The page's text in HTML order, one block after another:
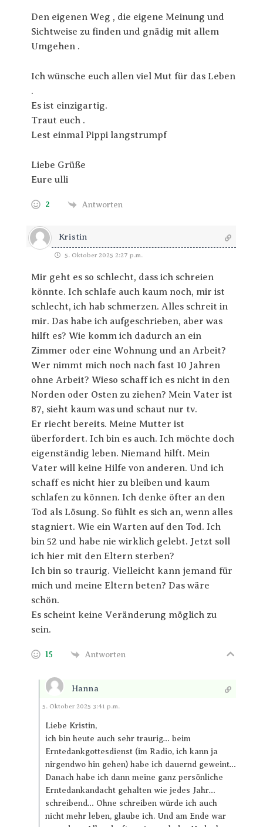
Den eigenen Weg , die eigene Meinung und
Sichtweise zu finden und gnädig mit allem
Umgehen .
Ich wünsche euch allen viel Mut für das Leben
.
Es ist einzigartig.
Traut euch .
Lest einmal Pippi langstrumpf
Liebe Grüße
Eure ulli
2 Antworten
Kristin
5. Oktober 2025 2:27 p.m.
Mir geht es so schlecht, dass ich schreien
könnte. Ich schlafe auch kaum noch, mir ist
schlecht, ich hab schmerzen. Alles schreit in
mir. Das habe ich aufgeschrieben, aber was
hilft es? Wie komm ich dadurch an ein
Zimmer oder eine Wohnung und an Arbeit?
Wer nimmt mich noch nach fast 10 Jahren
ohne Arbeit? Wieso schaff ich es nicht in den
Norden oder Osten zu ziehen? Mein Vater ist
87, sieht kaum was und schaut nur tv.
Er riecht bereits. Meine Mutter ist
überfordert. Ich bin es auch. Ich möchte doch
eigenständig leben. Niemand hilft. Mein
Vater will keine Hilfe von anderen. Und ich
schaff es nicht hier zu bleiben und kaum
schlafen zu können. Ich denke öfter an den
Tod als Lösung. So fühlt es sich an, wenn alles
stagniert. Wie ein Warten auf den Tod. Ich
bin 52 und habe nie wirklich gelebt. Jetzt soll
ich hier mit den Eltern sterben?
Ich bin so traurig. Vielleicht kann jemand für
mich und meine Eltern beten? Das wäre
schön.
Es scheint keine Veränderung möglich zu
sein.
15 Antworten
Hanna
Antworten
5. Oktober 2025 3:41 p.m.
Liebe Kristin,
ich bin heute auch sehr traurig… beim
Erntedankgottesdienst (im Radio, ich kann ja
nirgendwo hin gehen) habe ich dauernd geweint…
Danach habe ich dann meine ganz persönliche
Erntedankandacht gehalten wie jedes Jahr…
schreibend… Ohne schreiben würde ich auch
nicht mehr leben, glaube ich. Und am Ende war